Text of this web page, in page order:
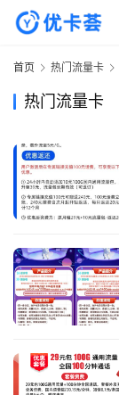
首
页
门
流
首页 热门流量卡
热门流量卡